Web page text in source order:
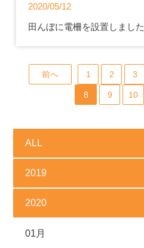
ALL
2019
2020
01月
2020/05/12
田んぼに電柵を設置しました
前へ 1 2 3
8 9 10